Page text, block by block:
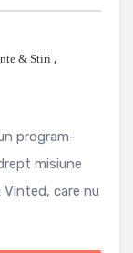
& Stiri ,
program-
misiune
care nu